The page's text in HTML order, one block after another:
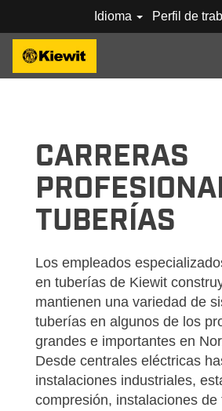
Idioma Perfil de
CARRERAS
TUBERÍAS
Los empleados
en tuberías de Kiewit
mantienen una variedad de
tuberías en algunos de los
grandes e importantes en
Desde centrales eléctricas
instalaciones industriales,
compresión, instalaciones de